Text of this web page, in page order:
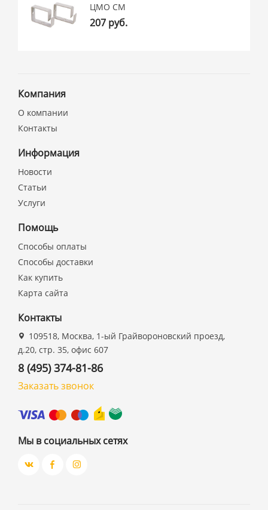
ЦМО СМ
207 руб.
Компания
О компании
Контакты
Информация
Новости
Статьи
Услуги
Помощь
Способы оплаты
Способы доставки
Как купить
Карта сайта
Контакты
109518, Москва, 1-ый Грайвороновский проезд,
д.20, стр. 35, офис 607
8 (495) 374-81-86
Заказать звонок
Мы в социальных сетях